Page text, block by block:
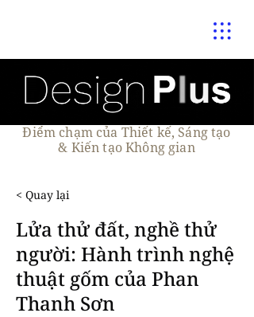
Điểm chạm của Thiết kế, Sáng tạo
& Kiến tạo Không gian
< Quay lại
Lửa thử đất, nghề thử
người: Hành trình nghệ
thuật gốm của Phan
Thanh Sơn